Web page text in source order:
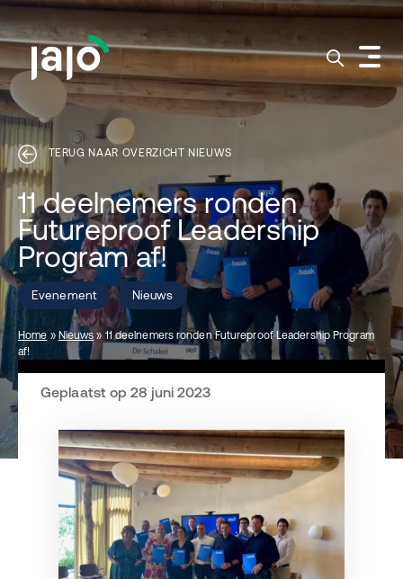
TERUG NAAR OVERZICHT NIEUWS
11 deelnemers ronden
Futureproof Leadership
Program af!
Evenement Nieuws
Home » Nieuws » 11 deelnemers ronden Futureproof Leadership Program
af!
Geplaatst op 28 juni 2023